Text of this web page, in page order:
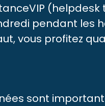
pendant les
vous profitez
sont